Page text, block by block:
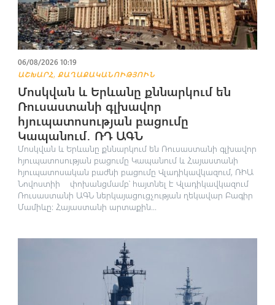
06/08/2026 10:19
ԱՇԽԱՐՀ, ՔԱՂԱՔԱԿԱՆՈՒԹՅՈՒՆ
Մոսկվան և Երևանը քննարկում են
Ռուսաստանի գլխավոր
հյուպատոսության բացումը
Կապանում․ ՌԴ ԱԳՆ
Մոսկվան և Երևանը քննարկում են Ռուսաստանի գլխավոր
հյուպատոսության բացումը Կապանում և Հայաստանի
հյուպատոսական բաժնի բացումը Վլադիկավկազում, ՌԻԱ
Նովոստիի փոխանցմամբ՝ հայտնել է Վլադիկավկազում
Ռուսաստանի ԱԳՆ ներկայացուցչության ղեկավար Բագիր
Մամիևը։ Հայաստանի արտաքին...